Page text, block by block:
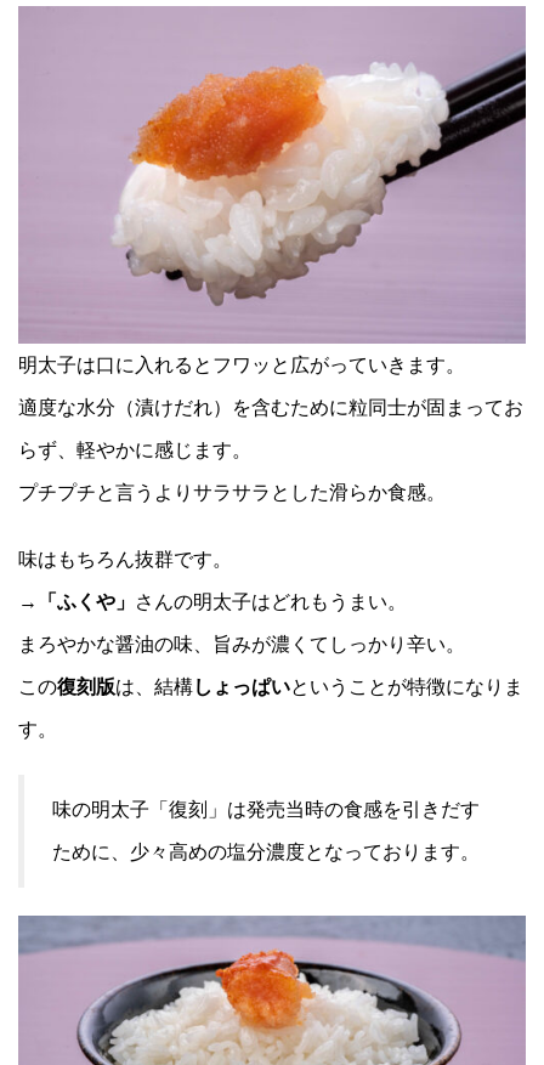
明太子は口に入れるとフワッと広がっていきます。
適度な水分（漬けだれ）を含むために粒同士が固まってお
らず、軽やかに感じます。
プチプチと言うよりサラサラとした滑らか食感。
味はもちろん抜群です。
→ 「ふくや」 さんの明太子はどれもうまい。
まろやかな醤油の味、旨みが濃くてしっかり辛い。
この復刻版は、結構しょっぱいということが特徴になりま
す。
味の明太子「復刻」は発売当時の食感を引きだす
ために、少々高めの塩分濃度となっております。